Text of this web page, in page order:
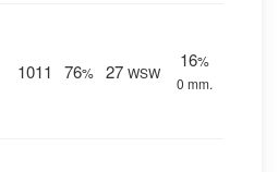
1011 76% 27 WSW
16%
0 mm.